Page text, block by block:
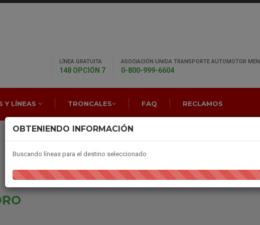
LÍNEA GRATUITA
148 OPCIÓN 7
ASOCIACIÓN UNIDA TRANSPORTE AUTOMOTOR
0-800-999-6604
Y LÍNEAS TRONCALES FAQ RECLAMOS
OBTENIENDO INFORMACIÓN
Buscando líneas para el destino seleccionado